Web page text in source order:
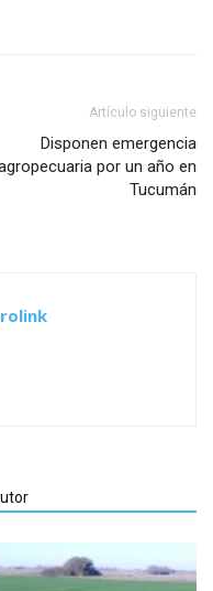
Artículo siguiente
Disponen emergencia
por un año en
Tucumán